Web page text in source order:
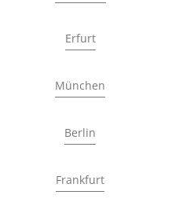
Erfurt
München
Berlin
Frankfurt